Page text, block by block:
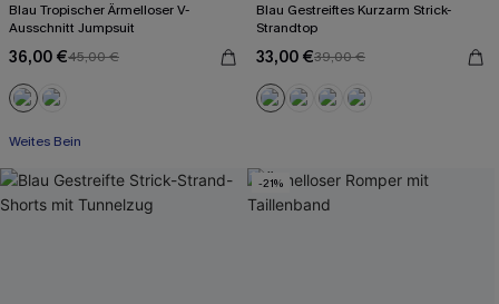
Blau Tropischer Ärmelloser V-
Ausschnitt Jumpsuit
36,00 €45,00 €
Mit Gratis-Maßband
Blau Gestreiftes Kurzarm Strick-
Strandtop
33,00 €39,00 €
-21%